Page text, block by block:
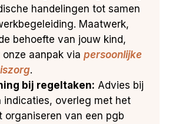
handelingen tot samen
Maatwerk,
behoefte van jouw kind,
onze aanpak viapersoonlijke
.
bij regeltaken: Advies bij
indicaties, overleg met het
organiseren van een pgb